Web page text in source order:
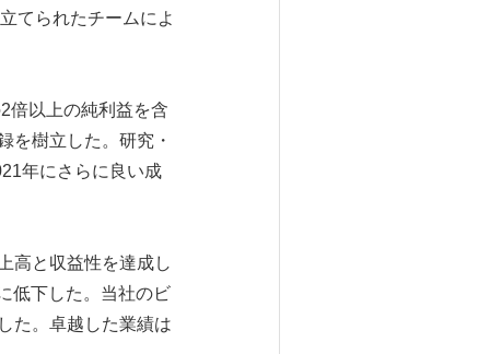
てられたチームによ
倍以上の純利益を含
を樹立した。研究・
年にさらに良い成
高と収益性を達成し
低下した。当社のビ
た。卓越した業績は